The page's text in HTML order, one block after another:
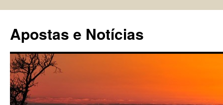
conteúdo
Apostas e Notícias